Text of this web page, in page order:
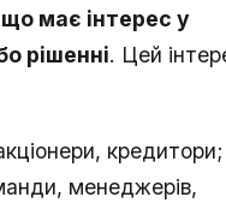
що має інтерес у
рішенні. Цей
кредитори;
менеджерів,